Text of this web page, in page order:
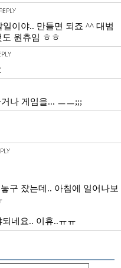
이야.. 만들면 되죠 ^^ 대범
원츄임 ㅎㅎ
나 게임을... ㅡㅡ;;;
구 잤는데.. 아침에 일어나보
네요.. 이휴..ㅠㅠ